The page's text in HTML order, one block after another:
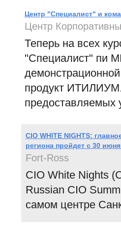
Центр "Специалист" и
Центр
Теперь на всех
"Специалист" пи
продукт ИТИЛИУМ.
предоставляемых
CIO WHITE NIGHTS:
региона пройдет с 30
Fort-Ross
CIO White Nights
Russian CIO
самом центре